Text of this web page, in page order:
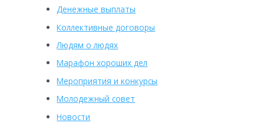
Денежные выплаты
Коллективные договоры
Людям о людях
Марафон хороших дел
Мероприятия и конкурсы
Молодежный совет
Новости